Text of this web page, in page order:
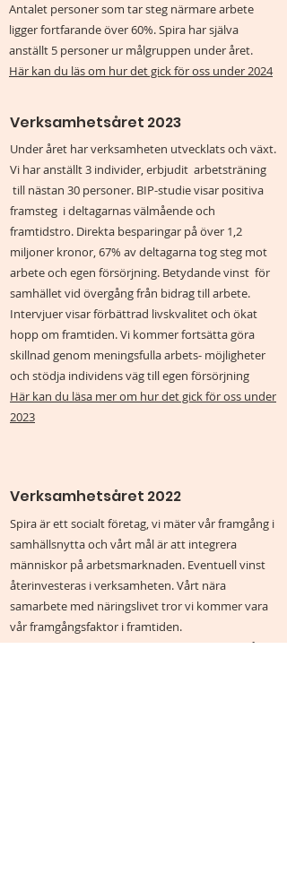
Antalet personer som tar steg närmare arbete
ligger fortfarande över 60%. Spira har själva
anställt 5 personer ur målgruppen under året.
Här kan du läs om hur det gick för oss under 2024
Verksamhetsåret 2023
Under året har verksamheten utvecklats och växt.
Vi har anställt 3 individer, erbjudit arbetsträning
till nästan 30 personer. BIP-studie visar positiva
framsteg i deltagarnas välmående och
framtidstro. Direkta besparingar på över 1,2
miljoner kronor, 67% av deltagarna tog steg mot
arbete och egen försörjning. Betydande vinst för
samhället vid övergång från bidrag till arbete.
Intervjuer visar förbättrad livskvalitet och ökat
hopp om framtiden. Vi kommer fortsätta göra
skillnad genom meningsfulla arbets- möjligheter
och stödja individens väg till egen försörjning
Här kan du läsa mer om hur det gick för oss under
2023
Verksamhetsåret 2022
Spira är ett socialt företag, vi mäter vår framgång i
samhällsnytta och vårt mål är att integrera
människor på arbetsmarknaden. Eventuell vinst
återinvesteras i verksamheten. Vårt nära
samarbete med näringslivet tror vi kommer vara
vår framgångsfaktor i framtiden.
Här kan du läsa mer om hur det gick för oss vårt